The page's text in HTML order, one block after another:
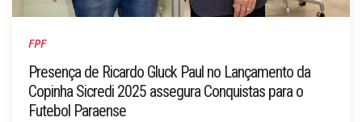
FPF
Presença de Ricardo Gluck Paul no Lançamento da
Copinha Sicredi 2025 assegura Conquistas para o
Futebol Paraense